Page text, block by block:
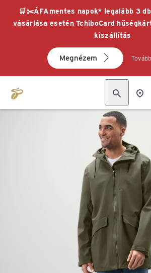
🛒✂️ÁFAmentes napok* legalább 3
vásárlása esetén TchiboCard
kiszállítás
Megnézem